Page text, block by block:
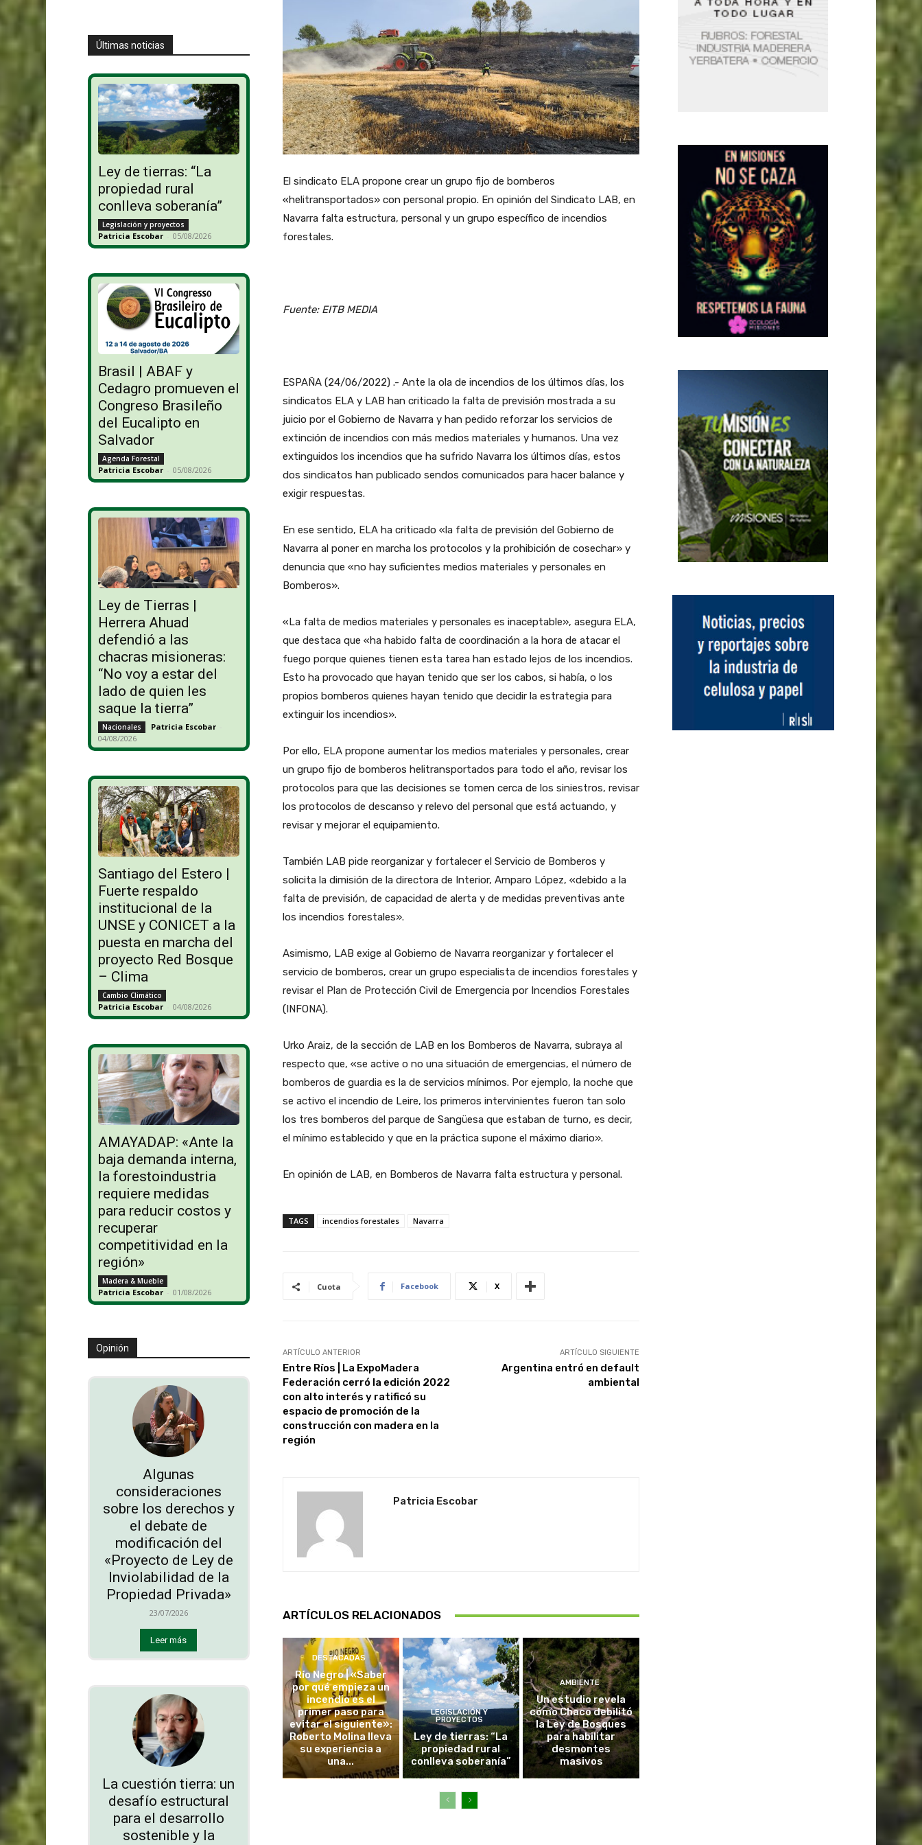
Últimas noticias
Ley de tierras: “La
propiedad rural
conlleva soberanía”
Legislación y proyectos
Patricia Escobar - 05/08/2026
Brasil | ABAF y
Cedagro promueven el
Congreso Brasileño
del Eucalipto en
Salvador
Agenda Forestal
Patricia Escobar - 05/08/2026
Ley de Tierras |
Herrera Ahuad
defendió a las
chacras misioneras:
“No voy a estar del
lado de quien les
saque la tierra”
Nacionales Patricia Escobar -
04/08/2026
Santiago del Estero |
Fuerte respaldo
institucional de la
UNSE y CONICET a la
puesta en marcha del
proyecto Red Bosque
– Clima
Cambio Climático
Patricia Escobar - 04/08/2026
AMAYADAP: «Ante la
baja demanda interna,
la forestoindustria
requiere medidas
para reducir costos y
recuperar
competitividad en la
región»
Madera & Mueble
Patricia Escobar - 01/08/2026
Opinión
Algunas
consideraciones
sobre los derechos y
el debate de
modificación del
«Proyecto de Ley de
Inviolabilidad de la
Propiedad Privada»
23/07/2026
Leer más
La cuestión tierra: un
desafío estructural
para el desarrollo
sostenible y la
El sindicato ELA propone crear un grupo fijo de bomberos
«helitransportados» con personal propio. En opinión del Sindicato LAB, en
Navarra falta estructura, personal y un grupo específico de incendios
forestales.
Fuente: EITB MEDIA
ESPAÑA (24/06/2022) .- Ante la ola de incendios de los últimos días, los
sindicatos ELA y LAB han criticado la falta de previsión mostrada a su
juicio por el Gobierno de Navarra y han pedido reforzar los servicios de
extinción de incendios con más medios materiales y humanos. Una vez
extinguidos los incendios que ha sufrido Navarra los últimos días, estos
dos sindicatos han publicado sendos comunicados para hacer balance y
exigir respuestas.
En ese sentido, ELA ha criticado «la falta de previsión del Gobierno de
Navarra al poner en marcha los protocolos y la prohibición de cosechar» y
denuncia que «no hay suficientes medios materiales y personales en
Bomberos».
«La falta de medios materiales y personales es inaceptable», asegura ELA,
que destaca que «ha habido falta de coordinación a la hora de atacar el
fuego porque quienes tienen esta tarea han estado lejos de los incendios.
Esto ha provocado que hayan tenido que ser los cabos, si había, o los
propios bomberos quienes hayan tenido que decidir la estrategia para
extinguir los incendios».
Por ello, ELA propone aumentar los medios materiales y personales, crear
un grupo fijo de bomberos helitransportados para todo el año, revisar los
protocolos para que las decisiones se tomen cerca de los siniestros, revisar
los protocolos de descanso y relevo del personal que está actuando, y
revisar y mejorar el equipamiento.
También LAB pide reorganizar y fortalecer el Servicio de Bomberos y
solicita la dimisión de la directora de Interior, Amparo López, «debido a la
falta de previsión, de capacidad de alerta y de medidas preventivas ante
los incendios forestales».
Asimismo, LAB exige al Gobierno de Navarra reorganizar y fortalecer el
servicio de bomberos, crear un grupo especialista de incendios forestales y
revisar el Plan de Protección Civil de Emergencia por Incendios Forestales
(INFONA).
Urko Araiz, de la sección de LAB en los Bomberos de Navarra, subraya al
respecto que, «se active o no una situación de emergencias, el número de
bomberos de guardia es la de servicios mínimos. Por ejemplo, la noche que
se activo el incendio de Leire, los primeros intervinientes fueron tan solo
los tres bomberos del parque de Sangüesa que estaban de turno, es decir,
el mínimo establecido y que en la práctica supone el máximo diario».
En opinión de LAB, en Bomberos de Navarra falta estructura y personal.
TAGS incendios forestales Navarra
Cuota Facebook X
ARTÍCULO ANTERIOR
Entre Ríos | La ExpoMadera
Federación cerró la edición 2022
con alto interés y ratificó su
espacio de promoción de la
construcción con madera en la
región
ARTÍCULO SIGUIENTE
Argentina entró en default
ambiental
Patricia Escobar
ARTÍCULOS RELACIONADOS
DESTACADAS
Río Negro | «Saber
por qué empieza un
incendio es el
primer paso para
evitar el siguiente»:
Roberto Molina lleva
su experiencia a
una...
LEGISLACIÓN Y
PROYECTOS
Ley de tierras: “La
propiedad rural
conlleva soberanía”
AMBIENTE
Un estudio revela
cómo Chaco debilitó
la Ley de Bosques
para habilitar
desmontes
masivos